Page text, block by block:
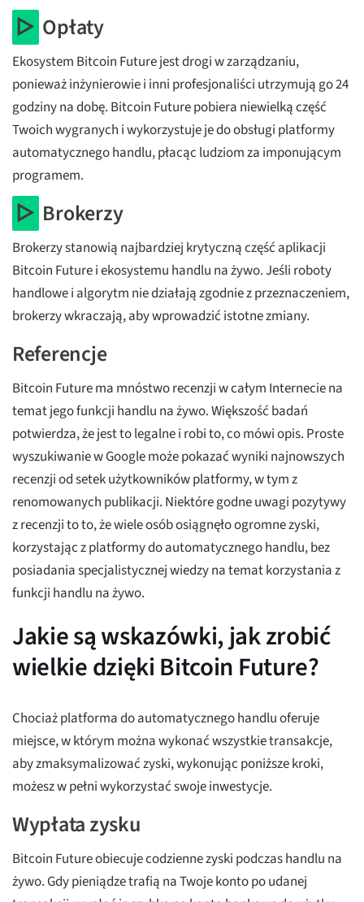
▷ Opłaty
Ekosystem Bitcoin Future jest drogi w zarządzaniu,
ponieważ inżynierowie i inni profesjonaliści utrzymują go 24
godziny na dobę. Bitcoin Future pobiera niewielką część
Twoich wygranych i wykorzystuje je do obsługi platformy
automatycznego handlu, płacąc ludziom za imponującym
programem.
▷ Brokerzy
Brokerzy stanowią najbardziej krytyczną część aplikacji
Bitcoin Future i ekosystemu handlu na żywo. Jeśli roboty
handlowe i algorytm nie działają zgodnie z przeznaczeniem,
brokerzy wkraczają, aby wprowadzić istotne zmiany.
Referencje
Bitcoin Future ma mnóstwo recenzji w całym Internecie na
temat jego funkcji handlu na żywo. Większość badań
potwierdza, że jest to legalne i robi to, co mówi opis. Proste
wyszukiwanie w Google może pokazać wyniki najnowszych
recenzji od setek użytkowników platformy, w tym z
renomowanych publikacji. Niektóre godne uwagi pozytywy
z recenzji to to, że wiele osób osiągnęło ogromne zyski,
korzystając z platformy do automatycznego handlu, bez
posiadania specjalistycznej wiedzy na temat korzystania z
funkcji handlu na żywo.
Jakie są wskazówki, jak zrobić
wielkie dzięki Bitcoin Future?
Chociaż platforma do automatycznego handlu oferuje
miejsce, w którym można wykonać wszystkie transakcje,
aby zmaksymalizować zyski, wykonując poniższe kroki,
możesz w pełni wykorzystać swoje inwestycje.
Wypłata zysku
Bitcoin Future obiecuje codzienne zyski podczas handlu na
żywo. Gdy pieniądze trafią na Twoje konto po udanej